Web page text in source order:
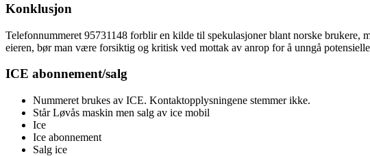
Konklusjon
Telefonnummeret 95731148 forblir en kilde til spekulasjoner blant norske brukere,
eieren, bør man være forsiktig og kritisk ved mottak av anrop for å unngå
ICE abonnement/salg
Nummeret brukes av ICE. Kontaktopplysningene stemmer ikke.
Står Løvås maskin men salg av ice mobil
Ice
Ice abonnement
Salg ice